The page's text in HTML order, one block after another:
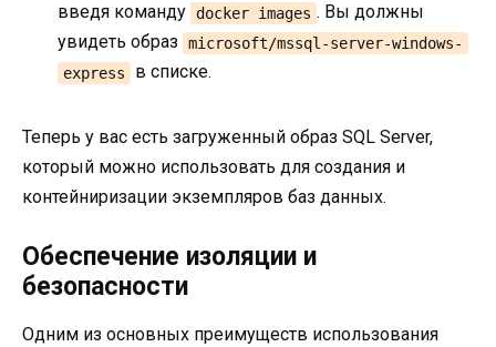
введя команду docker images . Вы должны
увидеть образ
microsoft/mssql-server-windows-
express
в списке.
Теперь у вас есть загруженный образ SQL Server,
который можно использовать для создания и
контейниризации экземпляров баз данных.
Обеспечение изоляции и
безопасности
Одним из основных преимуществ использования